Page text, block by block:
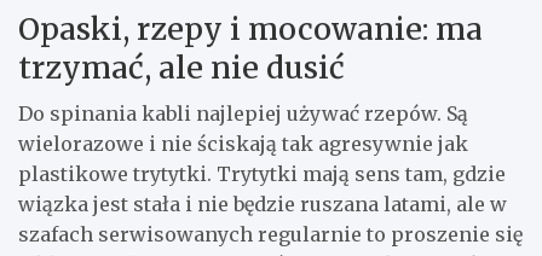
Opaski, rzepy i mocowanie: ma
trzymać, ale nie dusić
Do spinania kabli najlepiej używać rzepów. Są
wielorazowe i nie ściskają tak agresywnie jak
plastikowe trytytki. Trytytki mają sens tam, gdzie
wiązka jest stała i nie będzie ruszana latami, ale w
szafach serwisowanych regularnie to proszenie się